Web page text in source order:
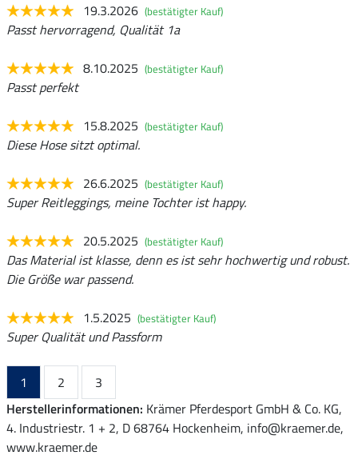
19.3.2026 (bestätigter Kauf)
Passt hervorragend, Qualität 1a
8.10.2025 (bestätigter Kauf)
Passt perfekt
15.8.2025 (bestätigter Kauf)
Diese Hose sitzt optimal.
26.6.2025 (bestätigter Kauf)
Super Reitleggings, meine Tochter ist happy.
20.5.2025 (bestätigter Kauf)
Das Material ist klasse, denn es ist sehr hochwertig und robust.
Die Größe war passend.
1.5.2025 (bestätigter Kauf)
Super Qualität und Passform
1 2
3
Herstellerinformationen: Krämer Pferdesport GmbH & Co. KG,
4. Industriestr. 1 + 2, D 68764 Hockenheim, info@kraemer.de,
www.kraemer.de